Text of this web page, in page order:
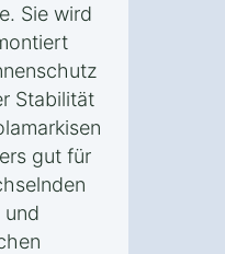
Sie wird
Stabilität
gut für
und